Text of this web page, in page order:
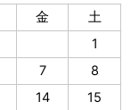
金
土
1
7
8
14
15